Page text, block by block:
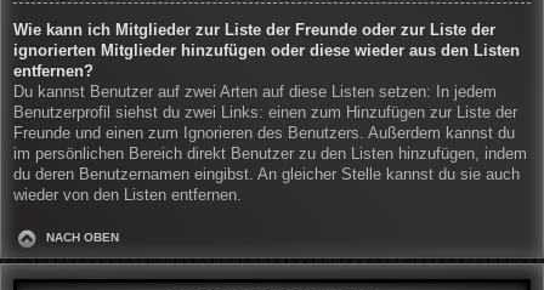
Wie kann ich Mitglieder zur Liste der Freunde oder zur Liste der
ignorierten Mitglieder hinzufügen oder diese wieder aus den Listen
entfernen?
Du kannst Benutzer auf zwei Arten auf diese Listen setzen: In jedem
Benutzerprofil siehst du zwei Links: einen zum Hinzufügen zur Liste der
Freunde und einen zum Ignorieren des Benutzers. Außerdem kannst du
im persönlichen Bereich direkt Benutzer zu den Listen hinzufügen, indem
du deren Benutzernamen eingibst. An gleicher Stelle kannst du sie auch
wieder von den Listen entfernen.
NACH OBEN